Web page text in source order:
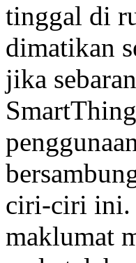
tinggal di
dimatikan
jika
ciri-ciri ini.
maklumat